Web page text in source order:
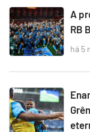
A
RB
há 5